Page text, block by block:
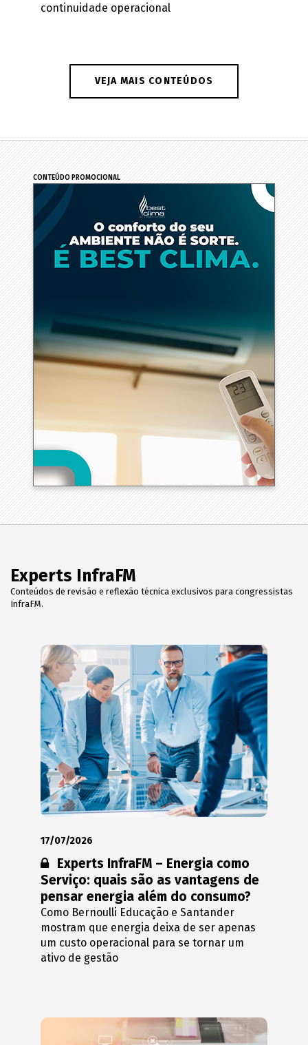
continuidade operacional
VEJA MAIS CONTEÚDOS
CONTEÚDO PROMOCIONAL
Experts InfraFM
Conteúdos de revisão e reflexão técnica exclusivos para congressistas
InfraFM.
17/07/2026
Conteúdo restrito:
Experts InfraFM – Energia como
Serviço: quais são as vantagens de
pensar energia além do consumo?
Como Bernoulli Educação e Santander
mostram que energia deixa de ser apenas
um custo operacional para se tornar um
ativo de gestão